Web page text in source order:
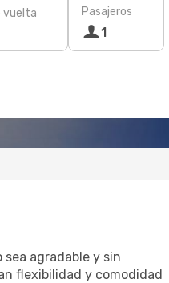
vuelta Pasajeros
1
sea agradable y sin
flexibilidad y comodidad